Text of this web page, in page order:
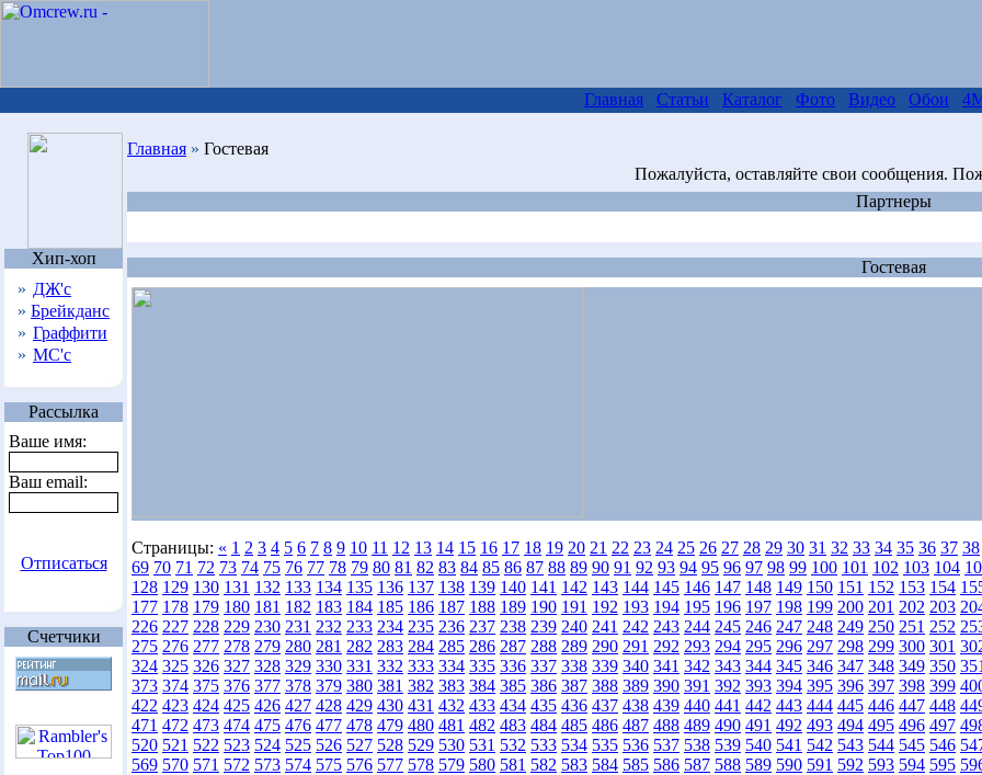
Хип-хоп
» ДЖ'с
» Брейкданс
» Граффити
» МС'с
Рассылка
Ваше имя:
Ваш email:
Отписаться
Счетчики
Главная Статьи Каталог Фото Видео Обои
Главная » Гостевая
Пожалуйста, оставляйте свои сообщения.
Партнеры
Гостевая
Страницы: « 1 2 3 4 5 6 7 8 9 10 11 12 13 14 15 16 17 18 19 20 21 22 23 24 25 26 27 28 29 30 31 32 33 34 35 36 37 38
69 70 71 72 73 74 75 76 77 78 79 80 81 82 83 84 85 86 87 88 89 90 91 92 93 94 95 96 97 98 99 100 101 102 103 104
128 129 130 131 132 133 134 135 136 137 138 139 140 141 142 143 144 145 146 147 148 149 150 151 152 153 154
177 178 179 180 181 182 183 184 185 186 187 188 189 190 191 192 193 194 195 196 197 198 199 200 201 202 203
226 227 228 229 230 231 232 233 234 235 236 237 238 239 240 241 242 243 244 245 246 247 248 249 250 251 252
275 276 277 278 279 280 281 282 283 284 285 286 287 288 289 290 291 292 293 294 295 296 297 298 299 300 301
324 325 326 327 328 329 330 331 332 333 334 335 336 337 338 339 340 341 342 343 344 345 346 347 348 349 350 351
373 374 375 376 377 378 379 380 381 382 383 384 385 386 387 388 389 390 391 392 393 394 395 396 397 398 399
422 423 424 425 426 427 428 429 430 431 432 433 434 435 436 437 438 439 440 441 442 443 444 445 446 447 448
471 472 473 474 475 476 477 478 479 480 481 482 483 484 485 486 487 488 489 490 491 492 493 494 495 496 497
520 521 522 523 524 525 526 527 528 529 530 531 532 533 534 535 536 537 538 539 540 541 542 543 544 545 546
569 570 571 572 573 574 575 576 577 578 579 580 581 582 583 584 585 586 587 588 589 590 591 592 593 594 595